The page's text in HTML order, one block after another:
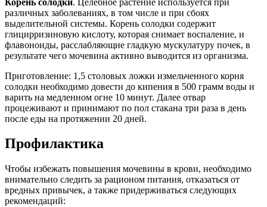
различных заболеваниях, в том числе и при сбоях
выделительной системы. Корень солодки содержит
глицирризиновую кислоту, которая снимает воспаление, и
флавоноиды, расслабляющие гладкую мускулатуру почек, в
результате чего мочевина активно выводится из организма.
Приготовление: 1,5 столовых ложки измельченного корня
солодки необходимо довести до кипения в 500 грамм воды и
варить на медленном огне 10 минут. Далее отвар
процеживают и принимают по пол стакана три раза в день
после еды на протяжении 20 дней.
Профилактика
Чтобы избежать повышения мочевины в крови, необходимо
внимательно следить за рационом питания, отказаться от
вредных привычек, а также придерживаться следующих
рекомендаций: